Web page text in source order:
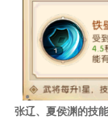
张辽、夏侯渊的技